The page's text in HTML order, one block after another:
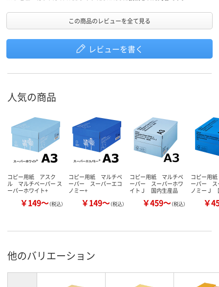
この商品のレビューを全て見る
レビューを書く
人気の商品
コピー用紙 アスク
ル マルチペーパー ス
ーパーホワイト+
￥149～（税込）
コピー用紙 マルチペ
ーパー スーパーエコ
ノミー+
￥149～（税込）
コピー用紙 マルチペ
ーパー スーパーホワ
イトＪ 国内生産品
￥459～（税込）
コピー用
ーパー ス
ノミーＪ
￥
他のバリエーション